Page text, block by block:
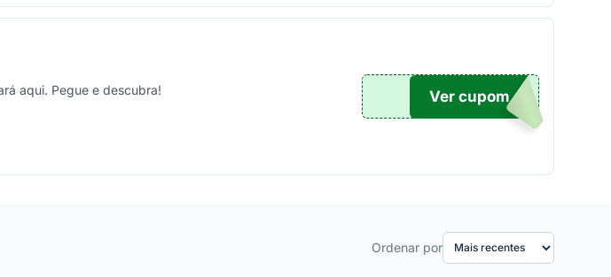
aqui. Pegue e descubra! TICO
Ver cupom
Ordenar por